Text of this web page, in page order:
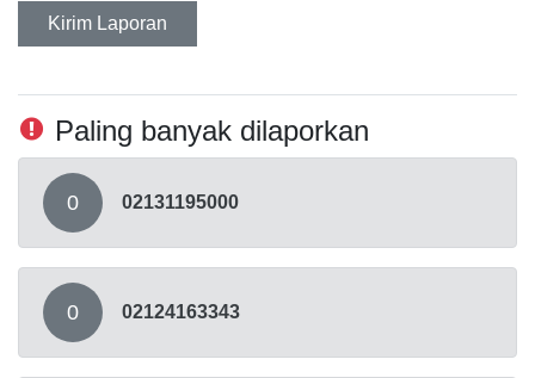
Kirim Laporan
Paling banyak dilaporkan
0 02131195000
0 02124163343